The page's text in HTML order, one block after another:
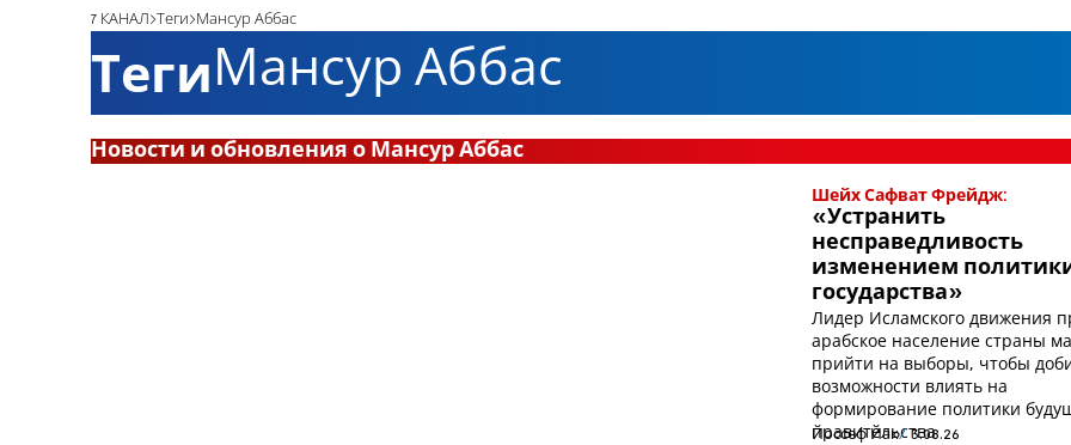
7 КАНАЛ Теги Мансур Аббас
ТегиМансур Аббас
Новости и обновления о Мансур Аббас
Шейх Сафват Фрейдж:
«Устранить
несправедливость
изменением
государства»
Лидер Исламского движения
арабское население страны
прийти на выборы, чтобы
возможности влиять на
формирование политики
правительства
Йоссеф Йак 3.08.26